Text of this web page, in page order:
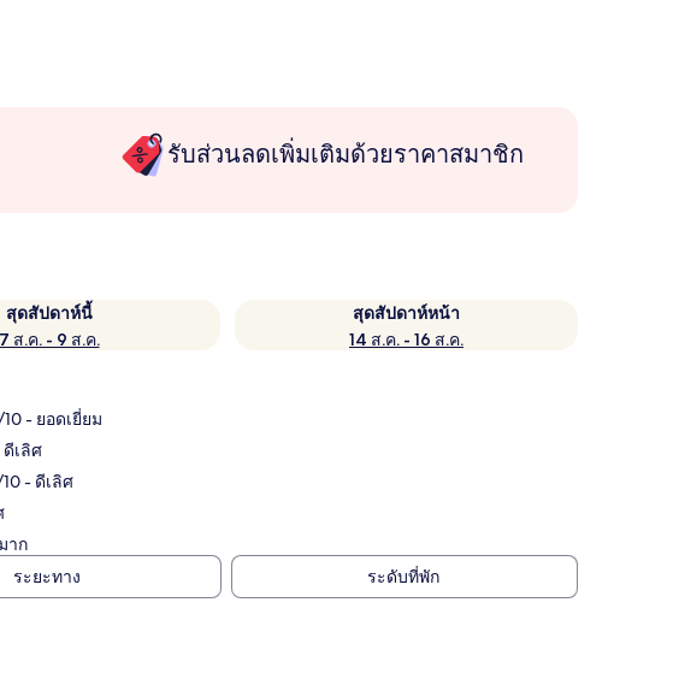
รับส่วนลดเพิ่มเติมด้วยราคาสมาชิก
สุดสัปดาห์นี้
7 ส.ค. - 9 ส.ค.
สุดสัปดาห์หน้า
14 ส.ค. - 16 ส.ค.
- ยอดเยี่ยม
เลิศ
- ดีเลิศ
าก
ระยะทาง ระดับที่พัก